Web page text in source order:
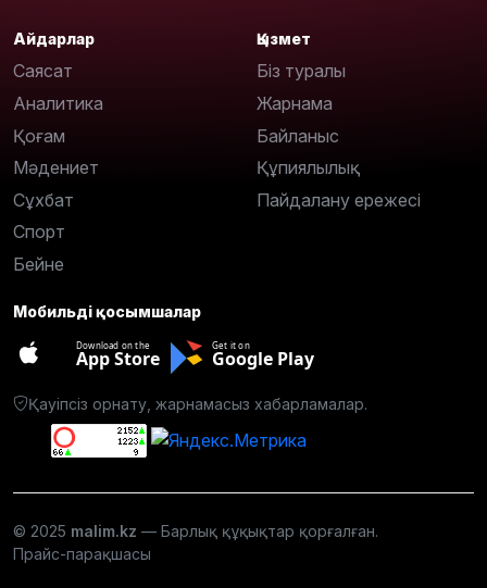
Айдарлар
Саясат
Аналитика
Қоғам
Мәдениет
Сұхбат
Спорт
Бейне
Қызмет
Біз туралы
Жарнама
Байланыс
Құпиялылық
Пайдалану ережесі
Мобильді қосымшалар
Download on the
App Store
Get it on
Google Play
Қауіпсіз орнату, жарнамасыз хабарламалар.
© 2025 malim.kz — Барлық құқықтар қорғалған.
Прайс-парақшасы